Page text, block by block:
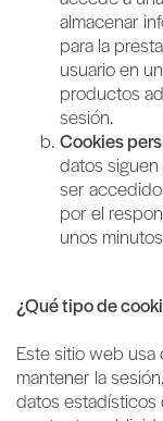
almacenar
para la
usuario en
productos
sesión.
Cookies
datos
ser
por el
unos
¿Qué tipo de
Este sitio web
mantener la
datos estadísticos